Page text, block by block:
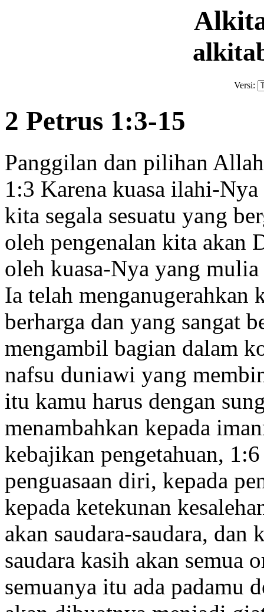
Versi:
2 Petrus 1:3-15
Panggilan dan pilihan Allah
1:3 Karena kuasa ilahi-Nya
kita segala sesuatu yang
oleh pengenalan kita akan
oleh kuasa-Nya yang
Ia telah
berharga dan yang sangat
mengambil bagian dalam
nafsu duniawi yang
itu kamu harus dengan
menambahkan kepada
kebajikan pengetahuan, 1:6
penguasaan diri, kepada
kepada ketekunan
akan saudara-saudara, dan
saudara kasih akan semua
semuanya itu ada padamu